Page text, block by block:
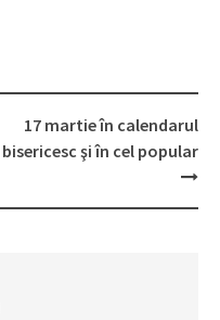
17 martie în calendarul
bisericesc şi în cel popular